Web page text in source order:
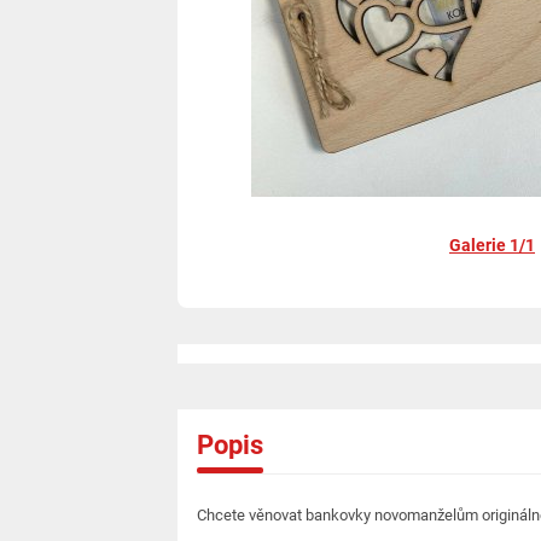
Galerie 1/1
Popis
Chcete věnovat bankovky novomanželům